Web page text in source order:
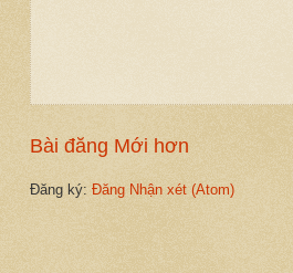
Bài đăng Mới hơn
Đăng ký: Đăng Nhận xét (Atom)